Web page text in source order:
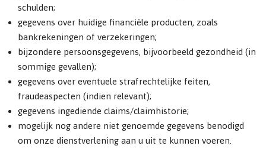
schulden;
gegevens over huidige financiële producten, zoals
bankrekeningen of verzekeringen;
bijzondere persoonsgegevens, bijvoorbeeld gezondheid (in
sommige gevallen);
gegevens over eventuele strafrechtelijke feiten,
fraudeaspecten (indien relevant);
gegevens ingediende claims/claimhistorie;
mogelijk nog andere niet genoemde gegevens benodigd
om onze dienstverlening aan u uit te kunnen voeren.